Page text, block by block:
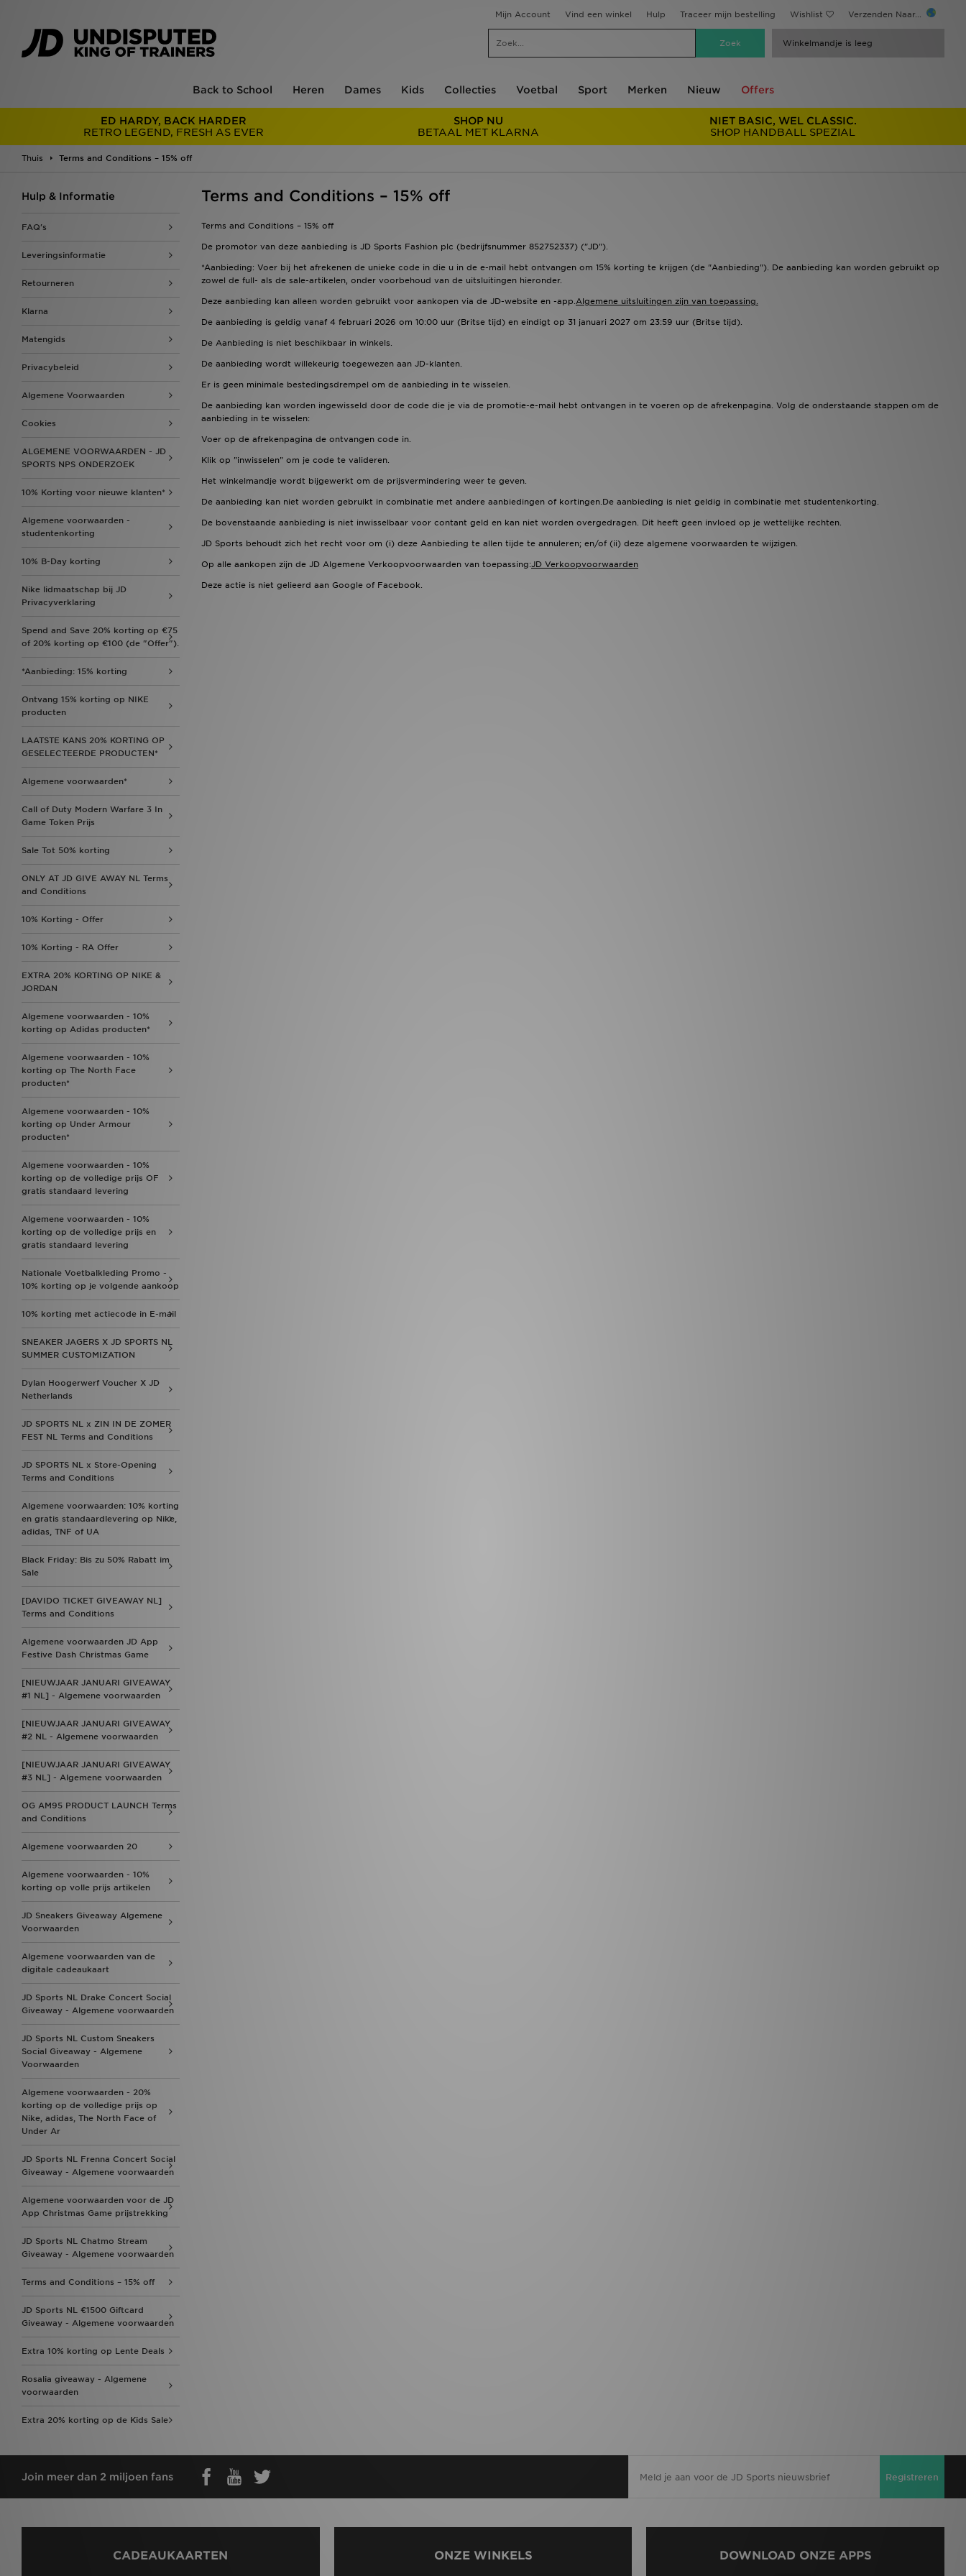
Mijn Account Vind een winkel Hulp Traceer mijn bestelling Wishlist Verzenden Naar...
Winkelmandje is leeg
Back to School Heren Dames Kids Collecties Voetbal Sport Merken Nieuw Offers
ED HARDY, BACK HARDER
RETRO LEGEND, FRESH AS EVER
SHOP NU
BETAAL MET KLARNA
NIET BASIC, WEL CLASSIC.
SHOP HANDBALL SPEZIAL
Thuis Terms and Conditions – 15% off
Hulp & Informatie
FAQ's
Leveringsinformatie
Retourneren
Klarna
Matengids
Privacybeleid
Algemene Voorwaarden
Cookies
ALGEMENE VOORWAARDEN - JD
SPORTS NPS ONDERZOEK
10% Korting voor nieuwe klanten*
Algemene voorwaarden -
studentenkorting
10% B-Day korting
Nike lidmaatschap bij JD
Privacyverklaring
Spend and Save 20% korting op €75
of 20% korting op €100 (de "Offer").
*Aanbieding: 15% korting
Ontvang 15% korting op NIKE
producten
LAATSTE KANS 20% KORTING OP
GESELECTEERDE PRODUCTEN*
Algemene voorwaarden*
Call of Duty Modern Warfare 3 In
Game Token Prijs
Sale Tot 50% korting
ONLY AT JD GIVE AWAY NL Terms
and Conditions
10% Korting - Offer
10% Korting - RA Offer
EXTRA 20% KORTING OP NIKE &
JORDAN
Algemene voorwaarden - 10%
korting op Adidas producten*
Algemene voorwaarden - 10%
korting op The North Face
producten*
Algemene voorwaarden - 10%
korting op Under Armour
producten*
Algemene voorwaarden - 10%
korting op de volledige prijs OF
gratis standaard levering
Algemene voorwaarden - 10%
korting op de volledige prijs en
gratis standaard levering
Nationale Voetbalkleding Promo -
10% korting op je volgende aankoop
10% korting met actiecode in E-mail
SNEAKER JAGERS X JD SPORTS NL
SUMMER CUSTOMIZATION
Dylan Hoogerwerf Voucher X JD
Netherlands
JD SPORTS NL x ZIN IN DE ZOMER
FEST NL Terms and Conditions
JD SPORTS NL x Store-Opening
Terms and Conditions
Algemene voorwaarden: 10% korting
en gratis standaardlevering op Nike,
adidas, TNF of UA
Black Friday: Bis zu 50% Rabatt im
Sale
[DAVIDO TICKET GIVEAWAY NL]
Terms and Conditions
Algemene voorwaarden JD App
Festive Dash Christmas Game
[NIEUWJAAR JANUARI GIVEAWAY
#1 NL] - Algemene voorwaarden
[NIEUWJAAR JANUARI GIVEAWAY
#2 NL - Algemene voorwaarden
[NIEUWJAAR JANUARI GIVEAWAY
#3 NL] - Algemene voorwaarden
OG AM95 PRODUCT LAUNCH Terms
and Conditions
Algemene voorwaarden 20
Algemene voorwaarden - 10%
korting op volle prijs artikelen
JD Sneakers Giveaway Algemene
Voorwaarden
Algemene voorwaarden van de
digitale cadeaukaart
JD Sports NL Drake Concert Social
Giveaway - Algemene voorwaarden
JD Sports NL Custom Sneakers
Social Giveaway - Algemene
Voorwaarden
Algemene voorwaarden - 20%
korting op de volledige prijs op
Nike, adidas, The North Face of
Under Ar
JD Sports NL Frenna Concert Social
Giveaway - Algemene voorwaarden
Algemene voorwaarden voor de JD
App Christmas Game prijstrekking
JD Sports NL Chatmo Stream
Giveaway - Algemene voorwaarden
Terms and Conditions – 15% off
JD Sports NL €1500 Giftcard
Giveaway - Algemene voorwaarden
Extra 10% korting op Lente Deals
Rosalia giveaway - Algemene
voorwaarden
Extra 20% korting op de Kids Sale
Terms and Conditions – 15% off
Terms and Conditions – 15% off
De promotor van deze aanbieding is JD Sports Fashion plc (bedrijfsnummer 852752337) ("JD").
*Aanbieding: Voer bij het afrekenen de unieke code in die u in de e-mail hebt ontvangen om 15% korting te krijgen (de "Aanbieding"). De aanbieding kan worden gebruikt op
zowel de full- als de sale-artikelen, onder voorbehoud van de uitsluitingen hieronder.
Deze aanbieding kan alleen worden gebruikt voor aankopen via de JD-website en -app.Algemene uitsluitingen zijn van toepassing.
De aanbieding is geldig vanaf 4 februari 2026 om 10:00 uur (Britse tijd) en eindigt op 31 januari 2027 om 23:59 uur (Britse tijd).
De Aanbieding is niet beschikbaar in winkels.
De aanbieding wordt willekeurig toegewezen aan JD-klanten.
Er is geen minimale bestedingsdrempel om de aanbieding in te wisselen.
De aanbieding kan worden ingewisseld door de code die je via de promotie-e-mail hebt ontvangen in te voeren op de afrekenpagina. Volg de onderstaande stappen om de
aanbieding in te wisselen:
Voer op de afrekenpagina de ontvangen code in.
Klik op "inwisselen" om je code te valideren.
Het winkelmandje wordt bijgewerkt om de prijsvermindering weer te geven.
De aanbieding kan niet worden gebruikt in combinatie met andere aanbiedingen of kortingen.De aanbieding is niet geldig in combinatie met studentenkorting.
De bovenstaande aanbieding is niet inwisselbaar voor contant geld en kan niet worden overgedragen. Dit heeft geen invloed op je wettelijke rechten.
JD Sports behoudt zich het recht voor om (i) deze Aanbieding te allen tijde te annuleren; en/of (ii) deze algemene voorwaarden te wijzigen.
Op alle aankopen zijn de JD Algemene Verkoopvoorwaarden van toepassing:JD Verkoopvoorwaarden
Deze actie is niet gelieerd aan Google of Facebook.
Join meer dan 2 miljoen fans Registreren
CADEAUKAARTEN ONZE WINKELS DOWNLOAD ONZE APPS